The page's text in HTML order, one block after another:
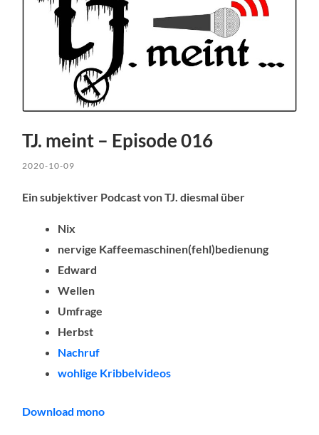
TJ. meint – Episode 016
2020-10-09
Ein subjektiver Podcast von TJ. diesmal über
Nix
nervige Kaffeemaschinen(fehl)bedienung
Edward
Wellen
Umfrage
Herbst
Nachruf
wohlige Kribbelvideos
Download mono